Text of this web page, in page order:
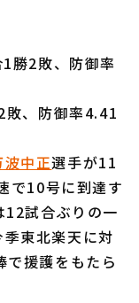
勝2敗、防御率
敗、防御率4.41
波中正選手が11
で10号に到達す
12試合ぶりの一
東北楽天に対
で援護をもたら